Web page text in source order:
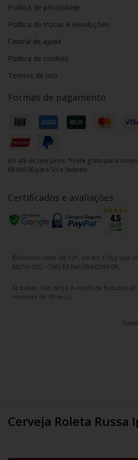
Cerveja Roleta Russa
Política de privacidade
Política de trocas e devoluções
Central de ajuda
Política de cookies
Termos de uso
Formas de pagamento
Em até 6x sem juros. *Frete grátis para
R$499,00 para Sul e Sudeste
Certificados e avaliações
© Divvino - Rod. BR 101, s/n Km 156,5 Sala
88210-000 - CNPJ 83.646.984/0069-06.
Se beber, não dirija. A venda de bebidas
menores de 18 anos.